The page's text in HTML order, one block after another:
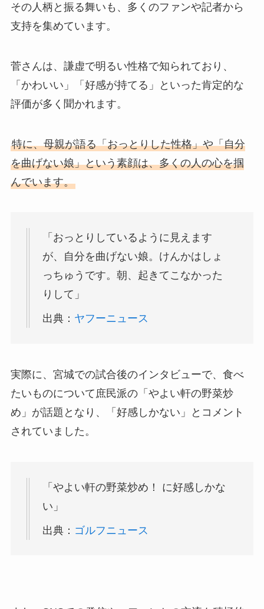
その人柄と振る舞いも、多くのファンや記者から
支持を集めています。
菅さんは、謙虚で明るい性格で知られており、
「かわいい」「好感が持てる」といった肯定的な
評価が多く聞かれます。
特に、母親が語る「おっとりした性格」や「自分
を曲げない娘」という素顔は、多くの人の心を掴
んでいます。
「おっとりしているように見えます
が、自分を曲げない娘。けんかはしょ
っちゅうです。朝、起きてこなかった
りして」
出典： ヤフーニュース
実際に、宮城での試合後のインタビューで、食べ
たいものについて庶民派の「やよい軒の野菜炒
め」が話題となり、「好感しかない」とコメント
されていました。
「やよい軒の野菜炒め！ に好感しかな
い」
出典： ゴルフニュース